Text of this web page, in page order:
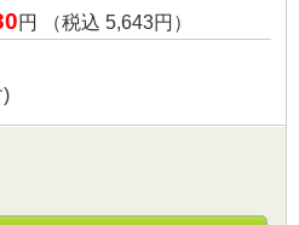
円 （税込 5,643円）